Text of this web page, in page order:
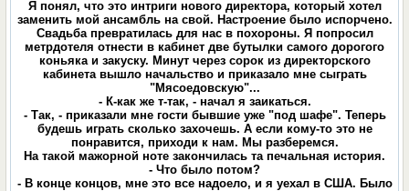
Я понял, что это интриги нового директора, который хотел
заменить мой ансамбль на свой. Настроение было испорчено.
Свадьба превратилась для нас в похороны. Я попросил
метрдотеля отнести в кабинет две бутылки самого дорогого
коньяка и закуску. Минут через сорок из директорского
кабинета вышло начальство и приказало мне сыграть
"Мясоедовскую"...
- К-как же т-так, - начал я заикаться.
- Так, - приказали мне гости бывшие уже "под шафе". Теперь
будешь играть сколько захочешь. А если кому-то это не
понравится, приходи к нам. Мы разберемся.
На такой мажорной ноте закончилась та печальная история.
- Что было потом?
- В конце концов, мне это все надоело, и я уехал в США. Было